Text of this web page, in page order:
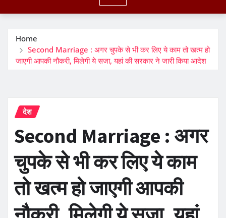
Home
Second Marriage : अगर चुपके से भी कर लिए ये काम तो खत्म हो
जाएगी आपकी नौकरी, मिलेगी ये सजा, यहां की सरकार ने जारी किया आदेश
देश
Second Marriage : अगर
चुपके से भी कर लिए ये काम
तो खत्म हो जाएगी आपकी